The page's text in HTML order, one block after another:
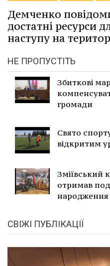
Демченко
достатні ресурси
наступу на
НЕ ПРОПУСТІТЬ
Збиткові
громади
Свято
відкритим
Зміївський
отримав
народження
СВІЖІ ПУБЛІКАЦІЇ